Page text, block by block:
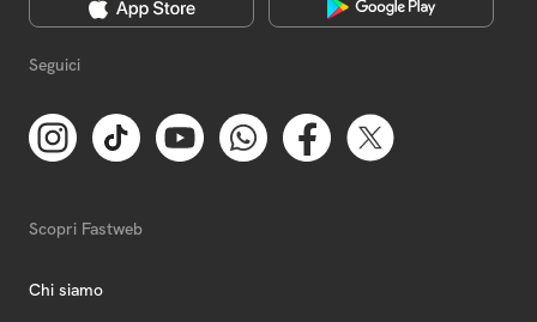
Seguici
Scopri Fastweb
Chi siamo